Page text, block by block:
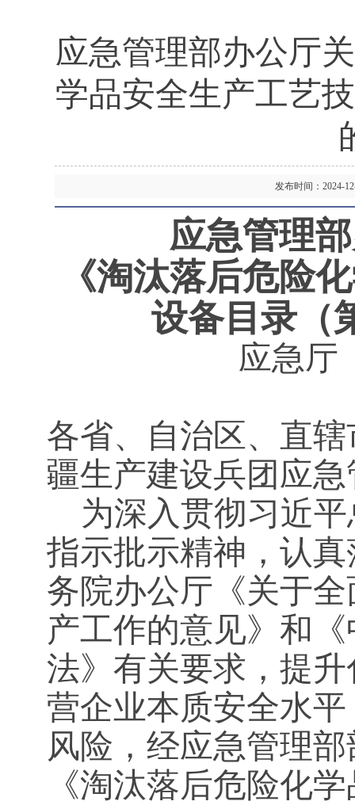
应急管理部办公厅
学品安全生产工艺
发布时间：
应急管理
《淘汰落后危险
设备目录（
应急厅
各省、自治区、直
疆生产建设兵团应
为深入贯彻习近
指示批示精神，认
务院办公厅《关于
产工作的意见》和
法》有关要求，提
营企业本质安全水
风险，经应急管理
《淘汰落后危险化